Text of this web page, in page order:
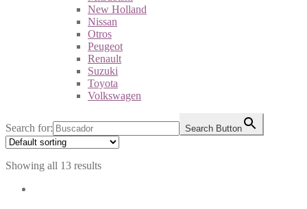
New Holland
Nissan
Otros
Peugeot
Renault
Suzuki
Toyota
Volkswagen
Search for: Search Button
Showing all 13 results